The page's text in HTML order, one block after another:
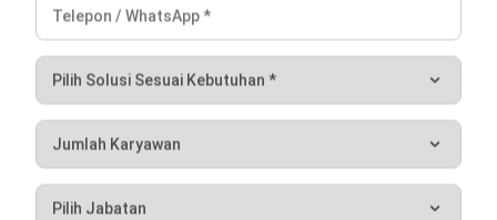
teknologi digital untuk proses bisnis.
William, B.Sc.
Expert Reviewer
William adalah seorang praktisi dengan gelar Bachelor of
Computer Science dari Nanyang Technological University